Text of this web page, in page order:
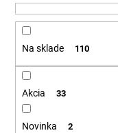
u
k
Na sklade 110
Akcia 33
Novinka 2
á
ť